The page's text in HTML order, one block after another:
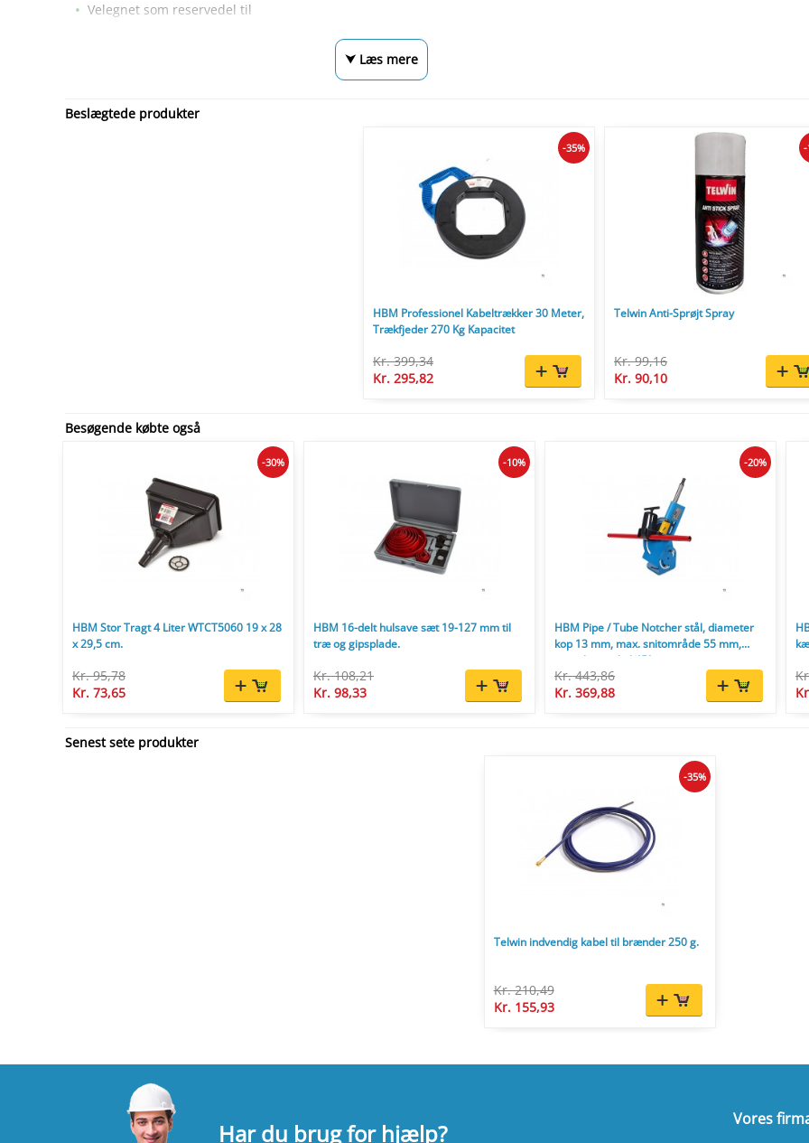
Velegnet som reservedel til
⮟ Læs mere
Beslægtede produkter
HBM Professionel Kabeltrækker 30 Meter,
Trækfjeder 270 Kg Kapacitet
Kr. 399,34
Kr. 295,82
-35%
Telwin Anti-Sprøjt Spray
Kr. 99,16
Kr. 90,10
-
Besøgende købte også
HBM Stor Tragt 4 Liter WTCT5060 19 x 28
x 29,5 cm.
Kr. 95,78
Kr. 73,65
-30%
HBM 16-delt hulsave sæt 19-127 mm til
træ og gipsplade.
Kr. 108,21
Kr. 98,33
-10%
HBM Pipe / Tube Notcher stål, diameter
kop 13 mm, max. snitområde 55 mm,
justerbar vinkel 45°.
Kr. 443,86
Kr. 369,88
-20%
Senest sete produkter
Telwin indvendig kabel til brænder 250 g.
Kr. 210,49
Kr. 155,93
-35%
Vores
Har du brug for hjælp?